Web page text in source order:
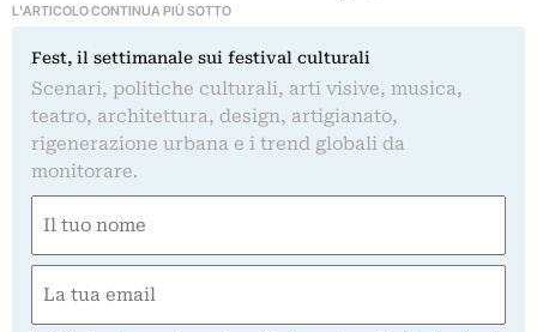
L'ARTICOLO CONTINUA PIÙ SOTTO
Fest, il settimanale sui festival culturali
Scenari, politiche culturali, arti visive, musica,
teatro, architettura, design, artigianato,
rigenerazione urbana e i trend globali da
monitorare.
(Required)
First
(Required)